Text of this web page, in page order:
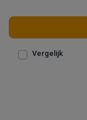
Vergelijk